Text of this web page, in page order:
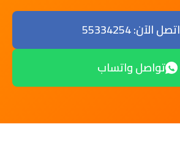
اتصل الآن: 55334254
تواصل واتساب